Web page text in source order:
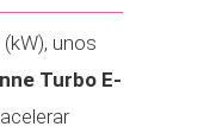
unos
Turbo E-